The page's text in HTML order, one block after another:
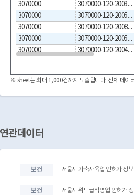
3070000
3070000-120-2003-00043
3070000
3070000-120-2005-00005
3070000
3070000-120-2008-00003
3070000
3070000-120-2005-00006
3070000
3070000-120-2004-00002
3070000
3070000-120-2003-00002
3070000
3070000-120-2026-00001
3070000
3070000-120-2015-00006
3070000
3070000-120-2007-00002
3070000
3070000
3070000-120-2003-00036
3070000
3070000-120-2024-00004
※ sheet는 최대 1,000건까지 노출됩니다. 전체 데이
연관데이터
보건 서울시 가축사육업 인허가 정보
보건 서울시 위탁급식영업 인허가